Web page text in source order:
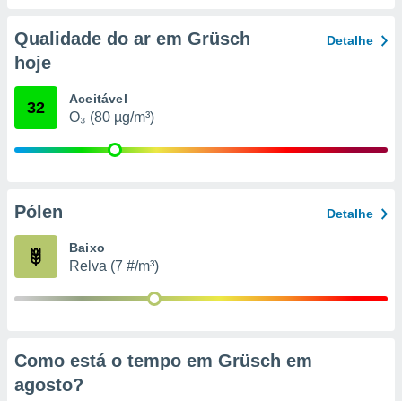
de
1199
Qualidade do ar em Grüsch
hoje
Detalhe
32 Aceitável
O₃ (80 µg/m³)
Pólen Detalhe
Baixo
Relva (7 #/m³)
Como está o tempo em Grüsch em
agosto?